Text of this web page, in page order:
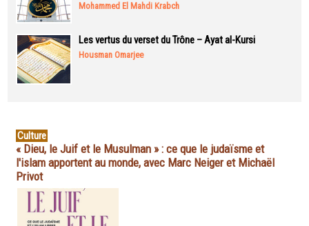
Mohammed El Mahdi Krabch
Les vertus du verset du Trône – Ayat al-Kursi
Housman Omarjee
Culture
« Dieu, le Juif et le Musulman » : ce que le judaïsme et
l'islam apportent au monde, avec Marc Neiger et Michaël
Privot